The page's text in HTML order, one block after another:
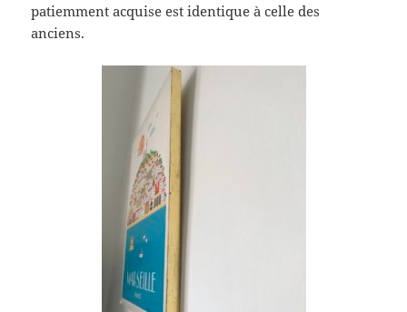
patiemment acquise est identique à celle des
anciens.